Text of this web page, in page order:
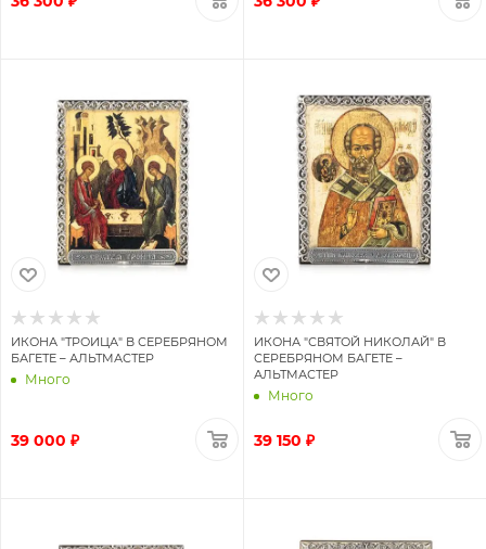
ИКОНА "ТРОИЦА" В СЕРЕБРЯНОМ
БАГЕТЕ – АЛЬТМАСТЕР
Много
39 000 ₽
ИКОНА "СВЯТОЙ НИКОЛАЙ" В
СЕРЕБРЯНОМ БАГЕТЕ –
АЛЬТМАСТЕР
Много
39 150 ₽